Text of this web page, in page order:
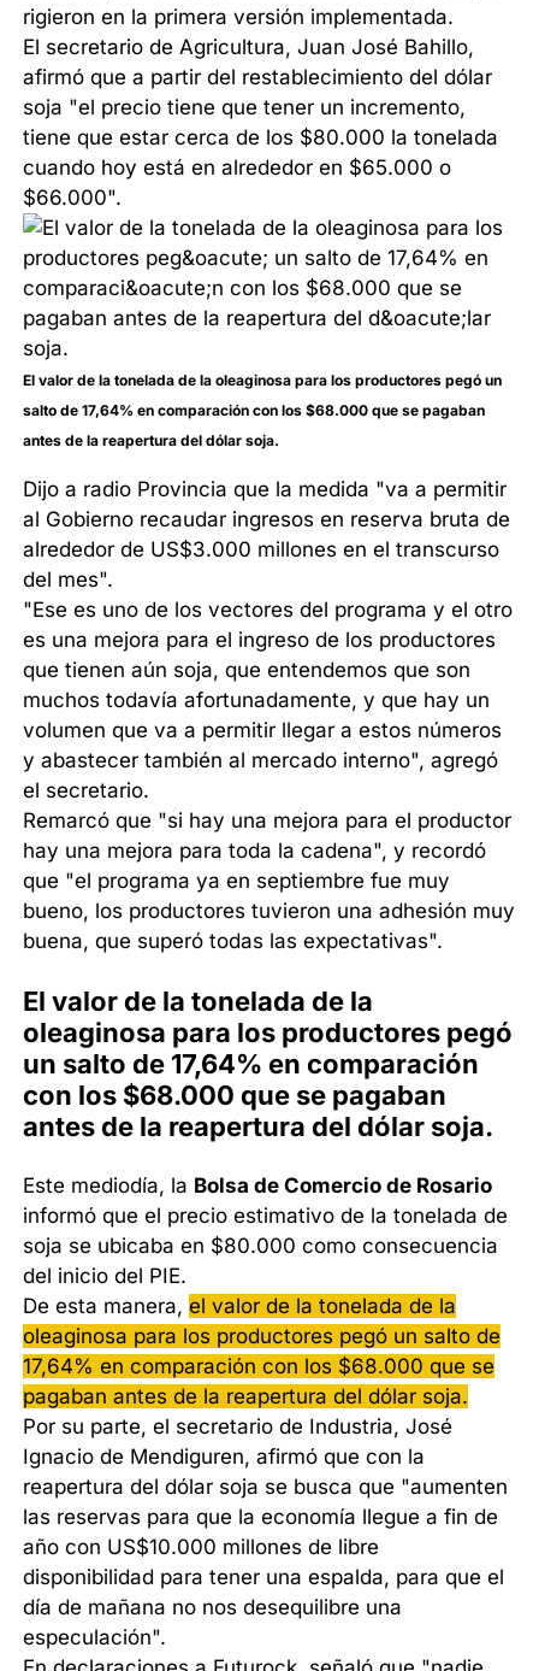
rigieron en la primera versión implementada.
El secretario de Agricultura, Juan José Bahillo,
afirmó que a partir del restablecimiento del dólar
soja "el precio tiene que tener un incremento,
tiene que estar cerca de los $80.000 la tonelada
cuando hoy está en alrededor en $65.000 o
$66.000".
El valor de la tonelada de la oleaginosa para los productores pegó un
salto de 17,64% en comparación con los $68.000 que se pagaban
antes de la reapertura del dólar soja.
Dijo a radio Provincia que la medida "va a permitir
al Gobierno recaudar ingresos en reserva bruta de
alrededor de US$3.000 millones en el transcurso
del mes".
"Ese es uno de los vectores del programa y el otro
es una mejora para el ingreso de los productores
que tienen aún soja, que entendemos que son
muchos todavía afortunadamente, y que hay un
volumen que va a permitir llegar a estos números
y abastecer también al mercado interno", agregó
el secretario.
Remarcó que "si hay una mejora para el productor
hay una mejora para toda la cadena", y recordó
que "el programa ya en septiembre fue muy
bueno, los productores tuvieron una adhesión muy
buena, que superó todas las expectativas".
El valor de la tonelada de la
oleaginosa para los productores pegó
un salto de 17,64% en comparación
con los $68.000 que se pagaban
antes de la reapertura del dólar soja.
Este mediodía, la Bolsa de Comercio de Rosario
informó que el precio estimativo de la tonelada de
soja se ubicaba en $80.000 como consecuencia
del inicio del PIE.
De esta manera,el valor de la tonelada de la
oleaginosa para los productores pegó un salto de
17,64% en comparación con los $68.000 que se
pagaban antes de la reapertura del dólar soja.
Por su parte, el secretario de Industria, José
Ignacio de Mendiguren, afirmó que con la
reapertura del dólar soja se busca que "aumenten
las reservas para que la economía llegue a fin de
año con US$10.000 millones de libre
disponibilidad para tener una espalda, para que el
día de mañana no nos desequilibre una
especulación".